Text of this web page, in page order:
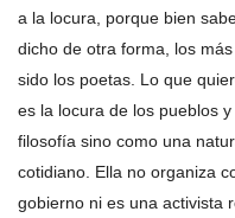
a la locura, porque bien
dicho de otra forma, los
sido los poetas. Lo que
es la locura de los pueblos
filosofía sino como una
cotidiano. Ella no organiza
gobierno ni es una activista